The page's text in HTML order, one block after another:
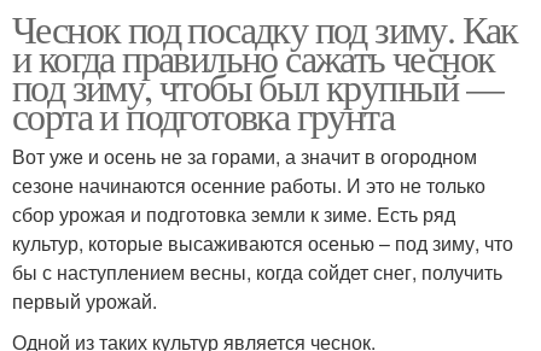
Чеснок под посадку под зиму. Как
и когда правильно сажать чеснок
под зиму, чтобы был крупный —
сорта и подготовка грунта
Вот уже и осень не за горами, а значит в огородном
сезоне начинаются осенние работы. И это не только
сбор урожая и подготовка земли к зиме. Есть ряд
культур, которые высаживаются осенью – под зиму, что
бы с наступлением весны, когда сойдет снег, получить
первый урожай.
Одной из таких культур является чеснок.